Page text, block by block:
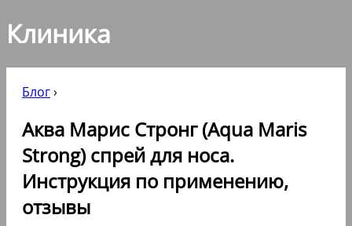
Клиника
Блог›
Аква Марис Стронг (Aqua Maris
Strong) спрей для носа.
Инструкция по применению,
отзывы